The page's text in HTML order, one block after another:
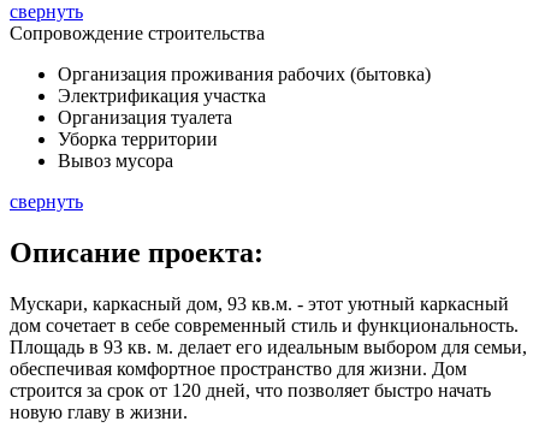
свернуть
Сопровождение строительства
Организация проживания рабочих (бытовка)
Электрификация участка
Организация туалета
Уборка территории
Вывоз мусора
свернуть
Описание проекта:
Мускари, каркасный дом, 93 кв.м. - этот уютный каркасный
дом сочетает в себе современный стиль и функциональность.
Площадь в 93 кв. м. делает его идеальным выбором для семьи,
обеспечивая комфортное пространство для жизни. Дом
строится за срок от 120 дней, что позволяет быстро начать
новую главу в жизни.